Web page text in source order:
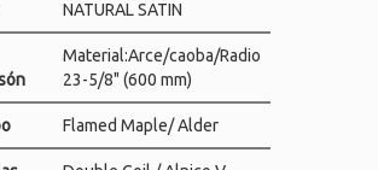
NATURAL SATIN
Material:Arce/caoba/Radio
23-5/8" (600 mm)
Flamed Maple/ Alder